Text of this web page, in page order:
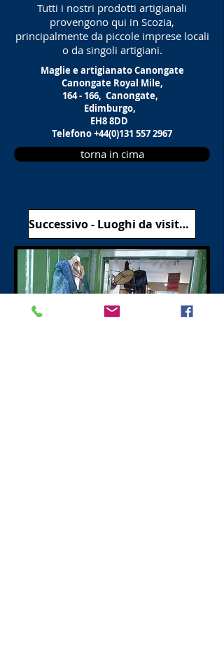
Tutti i nostri prodotti artigianali
provengono qui in Scozia,
principalmente da piccole imprese locali
o da singoli artigiani.
Maglie e artigianato Canongate
Canongate Royal Mile,
164 - 166, Canongate,
Edimburgo,
EH8 8DD
Telefono+44(0)131 557 2967
torna in cima
Successivo - Luoghi da visitare